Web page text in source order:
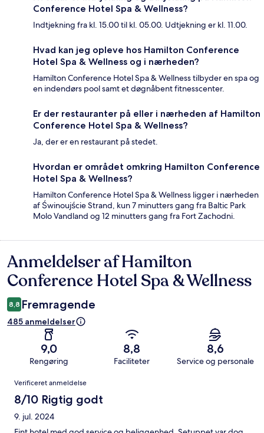
Conference Hotel Spa & Wellness?
Indtjekning fra kl. 15.00 til kl. 05.00. Udtjekning er kl. 11.00.
Hvad kan jeg opleve hos Hamilton Conference
Hotel Spa & Wellness og i nærheden?
Hamilton Conference Hotel Spa & Wellness tilbyder en spa og
en indendørs pool samt et døgnåbent fitnesscenter.
Er der restauranter på eller i nærheden af Hamilton
Conference Hotel Spa & Wellness?
Ja, der er en restaurant på stedet.
Hvordan er området omkring Hamilton Conference
Hotel Spa & Wellness?
Hamilton Conference Hotel Spa & Wellness ligger i nærheden
af Świnoujście Strand, kun 7 minutters gang fra Baltic Park
Molo Vandland og 12 minutters gang fra Fort Zachodni.
Anmeldelser
Anmeldelser af Hamilton
Conference Hotel Spa & Wellness
8,8 Fremragende
485 anmeldelser
9,0
Rengøring
8,8
Faciliteter
8,6
Service og personale
Anmeldelser
Verificeret anmeldelse
8/10 Rigtig godt
9. jul. 2024